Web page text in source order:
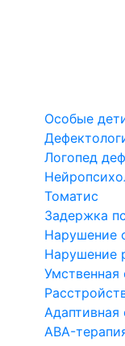
Особые
Логопед
Томатис
Задержка
Нарушение
Нарушение
Умственная
Адаптивная
ABA-